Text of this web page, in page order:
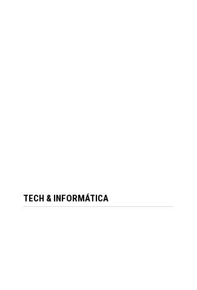
TECH & INFORMÁTICA